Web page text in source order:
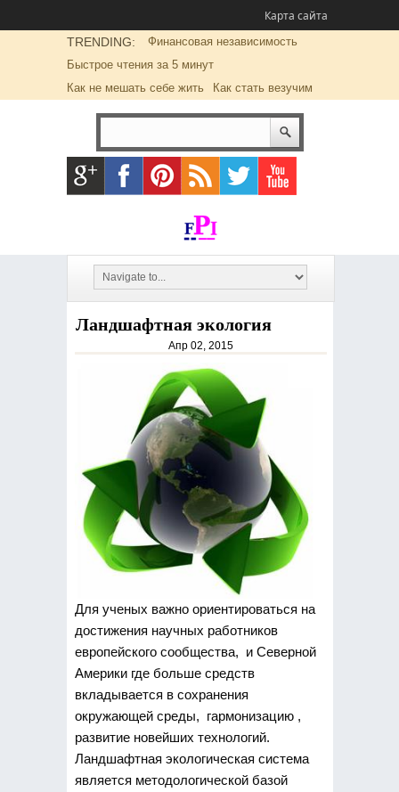
Карта сайта
TRENDING:
Финансовая независимость
Быстрое чтения за 5 минут
Как не мешать себе жить
Как стать везучим
Ландшафтная экология
Апр 02, 2015
Для ученых важно ориентироваться на
достижения научных работников
европейского сообщества, и Северной
Америки где больше средств
вкладывается в сохранения
окружающей среды, гармонизацию ,
развитие новейших технологий.
Ландшафтная экологическая система
является методологической базой